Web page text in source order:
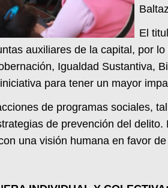
El
auxiliares de la capital, por
Igualdad Sustantiva,
para tener un mayor
de programas sociales,
de prevención del
una visión humana en favor